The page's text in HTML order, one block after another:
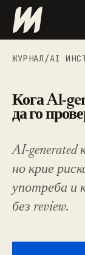
ЖУРНАЛ /AI
Кога AI-
да го
AI-generated
но крие
употреба и
без review.